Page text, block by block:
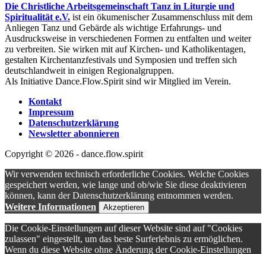
Die Christliche Arbeitsgemeinschaft Tanz in Liturgie und
Spiritualität e.V. ist ein ökumenischer Zusammenschluss mit dem
Anliegen Tanz und Gebärde als wichtige Erfahrungs- und
Ausdrucksweise in verschiedenen Formen zu entfalten und weiter
zu verbreiten. Sie wirken mit auf Kirchen- und Katholikentagen,
gestalten Kirchentanzfestivals und Symposien und treffen sich
deutschlandweit in einigen Regionalgruppen.
Als Initiative Dance.Flow.Spirit sind wir Mitglied im Verein.
Kontakt
Impressum
Datenschutzerklärung
Newsletter abonnieren
Copyright © 2026 - dance.flow.spirit
Wir verwenden technisch erforderliche Cookies. Welche Cookies
gespeichert werden, wie lange und ob/wie Sie diese deaktivieren
können, kann der Datenschutzerklärung entnommen werden.
Weitere Informationen
Akzeptieren
Die Cookie-Einstellungen auf dieser Website sind auf "Cookies
zulassen" eingestellt, um das beste Surferlebnis zu ermöglichen.
Wenn du diese Website ohne Änderung der Cookie-Einstellungen